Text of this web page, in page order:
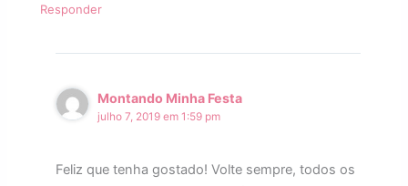
Responder
Montando Minha Festa
julho 7, 2019 em 1:59 pm
Feliz que tenha gostado! Volte sempre, todos os